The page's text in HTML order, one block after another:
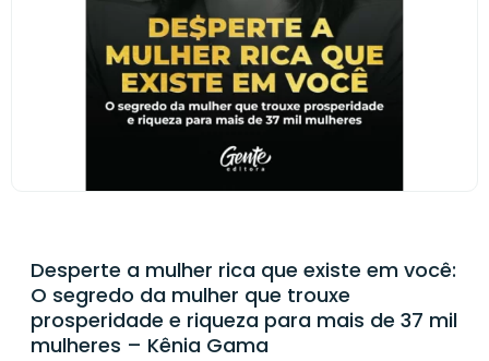
Desperte a mulher rica que existe em você:
O segredo da mulher que trouxe
prosperidade e riqueza para mais de 37 mil
mulheres – Kênia Gama